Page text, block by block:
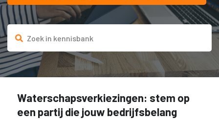
Waterschapsverkiezingen: stem op
een partij die jouw bedrijfsbelang